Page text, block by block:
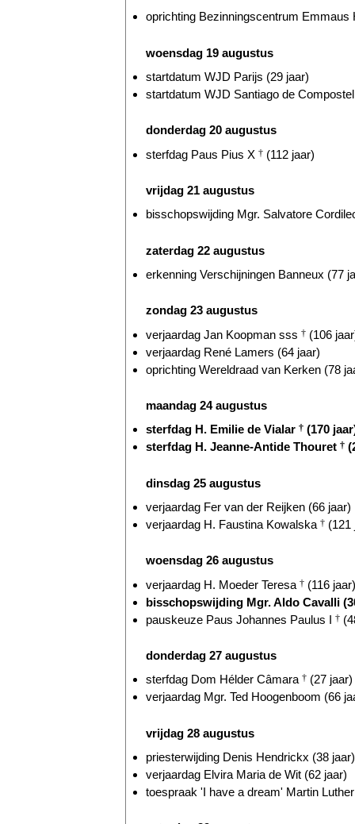
oprichting Bezinningscentrum Emmaus
woensdag 19 augustus
startdatum WJD Parijs (29 jaar)
startdatum WJD Santiago de
donderdag 20 augustus
sterfdag Paus Pius X † (112 jaar)
vrijdag 21 augustus
bisschopswijding Mgr. Salvatore
zaterdag 22 augustus
erkenning Verschijningen Banneux (77
zondag 23 augustus
verjaardag Jan Koopman sss † (106
verjaardag René Lamers (64 jaar)
oprichting Wereldraad van Kerken (78
maandag 24 augustus
sterfdag H. Emilie de Vialar † (170
sterfdag H. Jeanne-Antide Thouret †
dinsdag 25 augustus
verjaardag Fer van der Reijken (66 jaar)
verjaardag H. Faustina Kowalska † (121
woensdag 26 augustus
verjaardag H. Moeder Teresa † (116 jaar)
bisschopswijding Mgr. Aldo Cavalli
pauskeuze Paus Johannes Paulus I †
donderdag 27 augustus
sterfdag Dom Hélder Câmara † (27 jaar)
verjaardag Mgr. Ted Hoogenboom (66
vrijdag 28 augustus
priesterwijding Denis Hendrickx (38 jaar)
verjaardag Elvira Maria de Wit (62 jaar)
toespraak 'I have a dream' Martin